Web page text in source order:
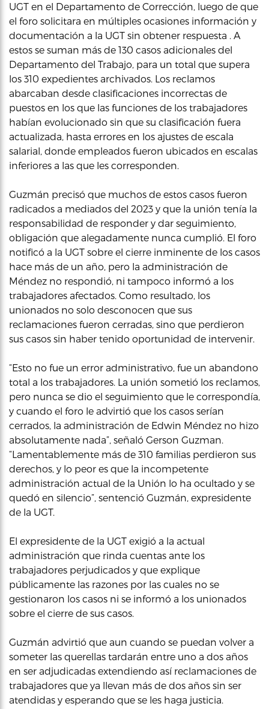
UGT en el Departamento de Corrección, luego de que
el foro solicitara en múltiples ocasiones información y
documentación a la UGT sin obtener respuesta . A
estos se suman más de 130 casos adicionales del
Departamento del Trabajo, para un total que supera
los 310 expedientes archivados. Los reclamos
abarcaban desde clasificaciones incorrectas de
puestos en los que las funciones de los trabajadores
habían evolucionado sin que su clasificación fuera
actualizada, hasta errores en los ajustes de escala
salarial, donde empleados fueron ubicados en escalas
inferiores a las que les corresponden.
Guzmán precisó que muchos de estos casos fueron
radicados a mediados del 2023 y que la unión tenía la
responsabilidad de responder y dar seguimiento,
obligación que alegadamente nunca cumplió. El foro
notificó a la UGT sobre el cierre inminente de los casos
hace más de un año, pero la administración de
Méndez no respondió, ni tampoco informó a los
trabajadores afectados. Como resultado, los
unionados no solo desconocen que sus
reclamaciones fueron cerradas, sino que perdieron
sus casos sin haber tenido oportunidad de intervenir.
“Esto no fue un error administrativo, fue un abandono
total a los trabajadores. La unión sometió los reclamos,
pero nunca se dio el seguimiento que le correspondía,
y cuando el foro le advirtió que los casos serían
cerrados, la administración de Edwin Méndez no hizo
absolutamente nada”, señaló Gerson Guzman.
“Lamentablemente más de 310 familias perdieron sus
derechos, y lo peor es que la incompetente
administración actual de la Unión lo ha ocultado y se
quedó en silencio”, sentenció Guzmán, expresidente
de la UGT.
El expresidente de la UGT exigió a la actual
administración que rinda cuentas ante los
trabajadores perjudicados y que explique
públicamente las razones por las cuales no se
gestionaron los casos ni se informó a los unionados
sobre el cierre de sus casos.
Guzmán advirtió que aun cuando se puedan volver a
someter las querellas tardarán entre uno a dos años
en ser adjudicadas extendiendo así reclamaciones de
trabajadores que ya llevan más de dos años sin ser
atendidas y esperando que se les haga justicia.